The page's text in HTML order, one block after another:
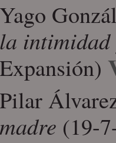
Yago
la intimidad
Expansión)
Pilar
madre (19-